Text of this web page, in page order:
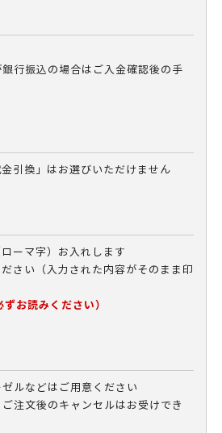
行振込の場合はご入金確認後の手
引換」はお選びいただけません
ーマ字）お入れします
さい（入力された内容がそのまま印
ずお読みください）
ルなどはご用意ください
注文後のキャンセルはお受けでき